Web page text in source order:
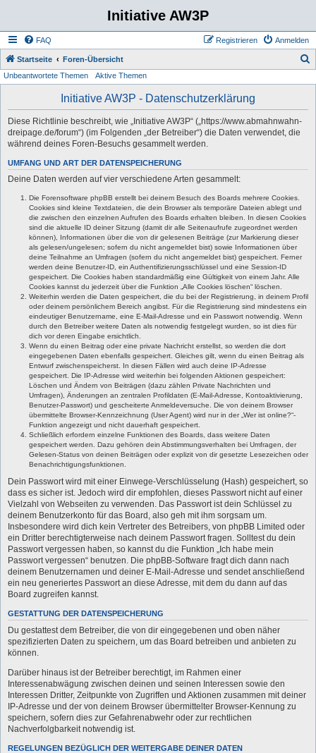
Initiative AW3P
FAQ Anmelden
Registrieren
Startseite Foren-Übersicht
Unbeantwortete Themen Aktive Themen
Initiative AW3P - Datenschutzerklärung
Diese Richtlinie beschreibt, wie „Initiative AW3P“ („https://www.abmahnwahn-
dreipage.de/forum“) (im Folgenden „der Betreiber“) die Daten verwendet, die
während deines Foren-Besuchs gesammelt werden.
UMFANG UND ART DER DATENSPEICHERUNG
Deine Daten werden auf vier verschiedene Arten gesammelt:
Die Forensoftware phpBB erstellt bei deinem Besuch des Boards mehrere Cookies.
Cookies sind kleine Textdateien, die dein Browser als temporäre Dateien ablegt und
die zwischen den einzelnen Aufrufen des Boards erhalten bleiben. In diesen Cookies
sind die aktuelle ID deiner Sitzung (damit dir alle Seitenaufrufe zugeordnet werden
können), Informationen über die von dir gelesenen Beiträge (zur Markierung dieser
als gelesen/ungelesen; sofern du nicht angemeldet bist) sowie Informationen über
deine Teilnahme an Umfragen (sofern du nicht angemeldet bist) gespeichert. Ferner
werden deine Benutzer-ID, ein Authentifizierungsschlüssel und eine Session-ID
gespeichert. Die Cookies haben standardmäßig eine Gültigkeit von einem Jahr. Alle
Cookies kannst du jederzeit über die Funktion „Alle Cookies löschen“ löschen.
Weiterhin werden die Daten gespeichert, die du bei der Registrierung, in deinem Profil
oder deinem persönlichem Bereich angibst. Für die Registrierung sind mindestens ein
eindeutiger Benutzername, eine E-Mail-Adresse und ein Passwort notwendig. Wenn
durch den Betreiber weitere Daten als notwendig festgelegt wurden, so ist dies für
dich vor deren Eingabe ersichtlich.
Wenn du einen Beitrag oder eine private Nachricht erstellst, so werden die dort
eingegebenen Daten ebenfalls gespeichert. Gleiches gilt, wenn du einen Beitrag als
Entwurf zwischenspeicherst. In diesen Fällen wird auch deine IP-Adresse
gespeichert. Die IP-Adresse wird weiterhin bei folgenden Aktionen gespeichert:
Löschen und Ändern von Beiträgen (dazu zählen Private Nachrichten und
Umfragen), Änderungen an zentralen Profildaten (E-Mail-Adresse, Kontoaktivierung,
Benutzer-Passwort) und gescheiterte Anmeldeversuche. Die von deinem Browser
übermittelte Browser-Kennzeichnung (User Agent) wird nur in der „Wer ist online?“-
Funktion angezeigt und nicht dauerhaft gespeichert.
Schließlich erfordern einzelne Funktionen des Boards, dass weitere Daten
gespeichert werden. Dazu gehören dein Abstimmungsverhalten bei Umfragen, der
Gelesen-Status von deinen Beiträgen oder explizit von dir gesetzte Lesezeichen oder
Benachrichtigungsfunktionen.
Dein Passwort wird mit einer Einwege-Verschlüsselung (Hash) gespeichert, so
dass es sicher ist. Jedoch wird dir empfohlen, dieses Passwort nicht auf einer
Vielzahl von Webseiten zu verwenden. Das Passwort ist dein Schlüssel zu
deinem Benutzerkonto für das Board, also geh mit ihm sorgsam um.
Insbesondere wird dich kein Vertreter des Betreibers, von phpBB Limited oder
ein Dritter berechtigterweise nach deinem Passwort fragen. Solltest du dein
Passwort vergessen haben, so kannst du die Funktion „Ich habe mein
Passwort vergessen“ benutzen. Die phpBB-Software fragt dich dann nach
deinem Benutzernamen und deiner E-Mail-Adresse und sendet anschließend
ein neu generiertes Passwort an diese Adresse, mit dem du dann auf das
Board zugreifen kannst.
GESTATTUNG DER DATENSPEICHERUNG
Du gestattest dem Betreiber, die von dir eingegebenen und oben näher
spezifizierten Daten zu speichern, um das Board betreiben und anbieten zu
können.
Darüber hinaus ist der Betreiber berechtigt, im Rahmen einer
Interessenabwägung zwischen deinen und seinen Interessen sowie den
Interessen Dritter, Zeitpunkte von Zugriffen und Aktionen zusammen mit deiner
IP-Adresse und der von deinem Browser übermittelter Browser-Kennung zu
speichern, sofern dies zur Gefahrenabwehr oder zur rechtlichen
Nachverfolgbarkeit notwendig ist.
REGELUNGEN BEZÜGLICH DER WEITERGABE DEINER DATEN